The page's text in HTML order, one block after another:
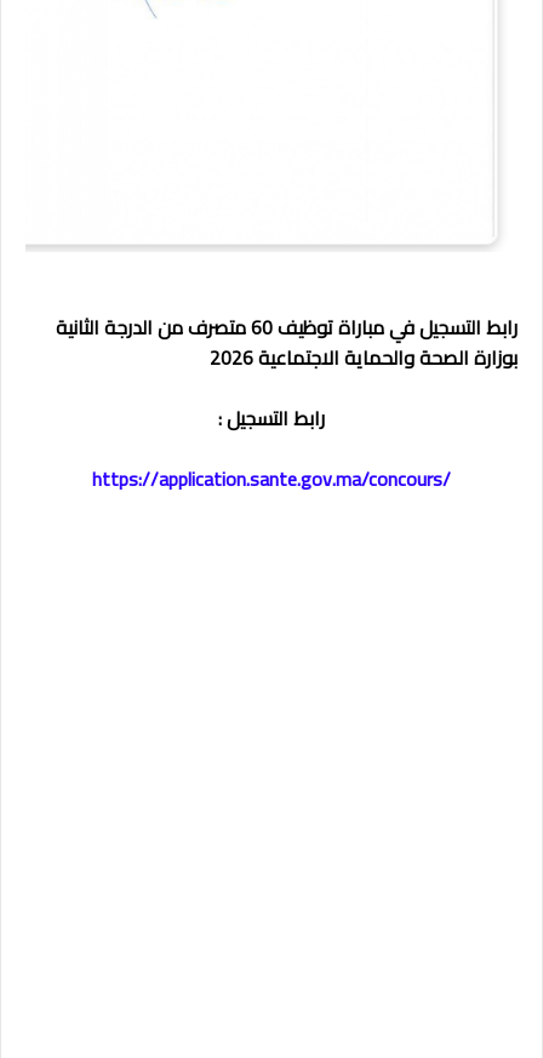
رابط
التسجيل في مباراة توظيف 60 متصرف من الدرجة الثانية
بوزارة الصحة والحماية الاجتماعية 2026
رابط التسجيل :
https://application.sante.gov.ma/concours/